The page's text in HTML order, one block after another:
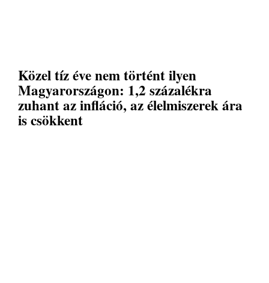
Közel tíz éve nem történt ilyen
Magyarországon: 1,2 százalékra
zuhant az infláció, az élelmiszerek ára
is csökkent